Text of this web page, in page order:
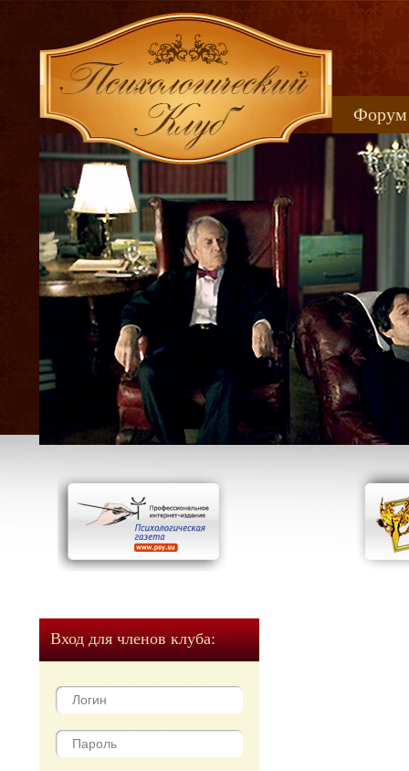
Форум
Вход для членов клуба: